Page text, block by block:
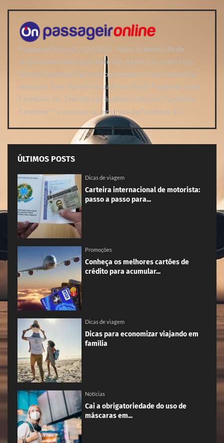
PassageirOnline © 2019-2023. Todos os textos são de
propriedade intelectual deste site. As marcas comerciais,
nomes e logotipos são de propriedade de suas respectivas
empresas. Este site não faz parte do site do Facebook ou do
Facebook, Inc. Este site não é patrocinado pelo Facebook.
Facebook ™ é uma marca registrada da Facebook, Inc.
ÚLTIMOS POSTS
Dicas de viagem
Carteira internacional de motorista:
passo a passo para...
Promoções
Conheça os melhores cartões de
crédito para acumular...
Dicas de viagem
Dicas para economizar viajando em
família
Notícias
Cai a obrigatoriedade do uso de
máscaras em...